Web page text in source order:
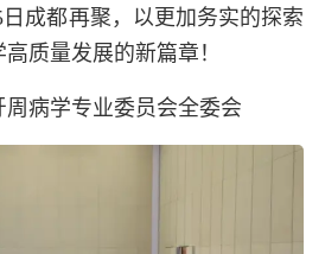
日成都再聚，以更加务实的探索
质量发展的新篇章！
病学专业委员会全委会